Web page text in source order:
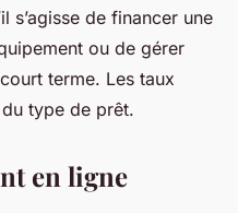
s’agisse de financer une
ou de gérer
terme. Les taux
type de prêt.
en ligne